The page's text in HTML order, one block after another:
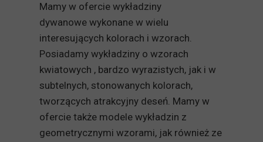
Mamy w ofercie wykładziny
dywanowe wykonane w wielu
interesujących kolorach i wzorach.
Posiadamy wykładziny o wzorach
kwiatowych , bardzo wyrazistych, jak i w
subtelnych, stonowanych kolorach,
tworzących atrakcyjny deseń. Mamy w
ofercie także modele wykładzin z
geometrycznymi wzorami, jak również ze